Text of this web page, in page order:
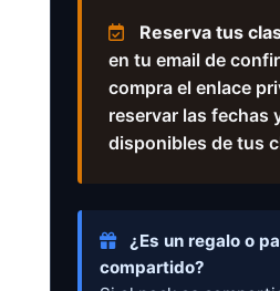
Reserva tus
en tu email de
compra el enlace
reservar las fechas
disponibles de tus
¿Es un regalo o
compartido?